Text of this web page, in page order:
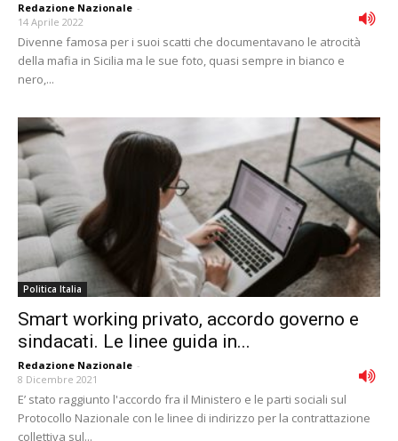
Redazione Nazionale -
14 Aprile 2022
Divenne famosa per i suoi scatti che documentavano le atrocità
della mafia in Sicilia ma le sue foto, quasi sempre in bianco e
nero,...
Politica Italia
Smart working privato, accordo governo e
sindacati. Le linee guida in...
Redazione Nazionale -
8 Dicembre 2021
E’ stato raggiunto l'accordo fra il Ministero e le parti sociali sul
Protocollo Nazionale con le linee di indirizzo per la contrattazione
collettiva sul...